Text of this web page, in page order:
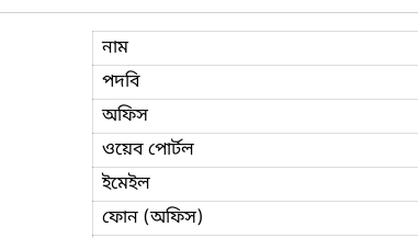
নাম
পদবি
অফিস
ওয়েব পোর্টল
ইমেইল
ফোন (অফিস)